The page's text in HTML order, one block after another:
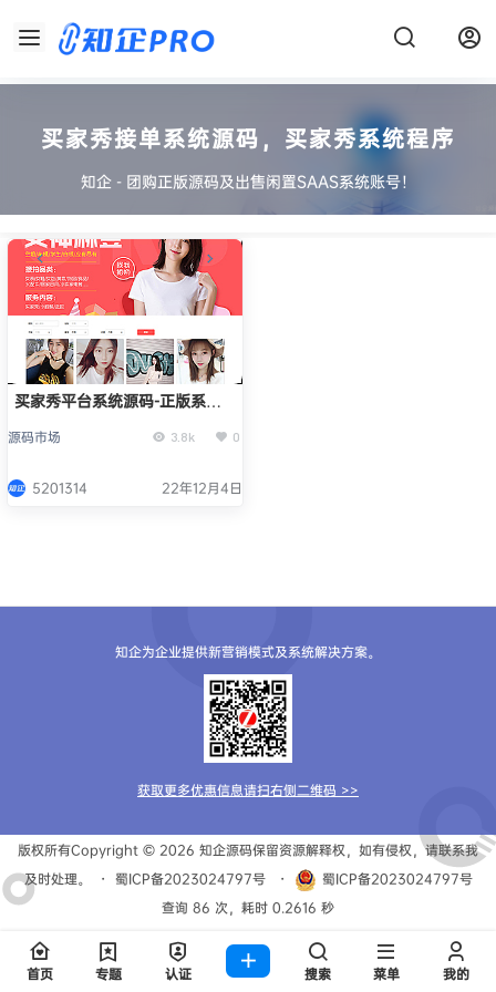
买家秀接单系统源码，买家秀系统程序
知企 - 团购正版源码及出售闲置SAAS系统账号！
买家秀平台系统源码-正版系统
源码市场 3.8k 0
5201314 22年12月4日
知企为企业提供新营销模式及系统解决方案。
获取更多优惠信息请扫右侧二维码 >>
版权所有Copyright © 2026 知企源码保留资源解释权，如有侵权，请联系我
及时处理。
・ 蜀ICP备2023024797号 ・
蜀ICP备2023024797号
查询 86 次，耗时 0.2616 秒
首页 专题 认证 搜索 菜单 我的